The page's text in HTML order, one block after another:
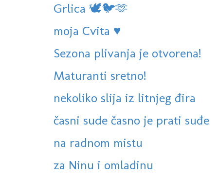
Grlica 🕊🐦🫶
moja Cvita ♥️
Sezona plivanja je otvorena!
Maturanti sretno!
nekoliko slija iz litnjeg đira
časni sude časno je prati suđe
na radnom mistu
za Ninu i omladinu